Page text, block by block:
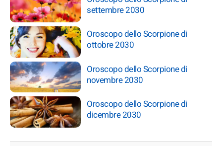
settembre 2030
Oroscopo dello Scorpione di
ottobre 2030
Oroscopo dello Scorpione di
novembre 2030
Oroscopo dello Scorpione di
dicembre 2030